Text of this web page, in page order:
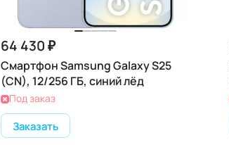
64 430 ₽
Смартфон Samsung Galaxy S25
(CN), 12/256 ГБ, синий лёд
Под заказ
Заказать